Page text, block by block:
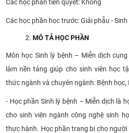
Các học phần tiên quyết: Không
Các học phần học trước: Giải phẫu - Sinh
MÔ TẢ HỌC PHẦN
Môn học Sinh lý bệnh – Miễn dịch
làm nền tảng giúp cho sinh viên học
thức ngành và chuyên ngành: Bệnh học,
- Học phần Sinh lý bệnh – Miễn dịch là
cho sinh viên ngành công nghệ sinh
thực hành. Học phần trang bị cho người